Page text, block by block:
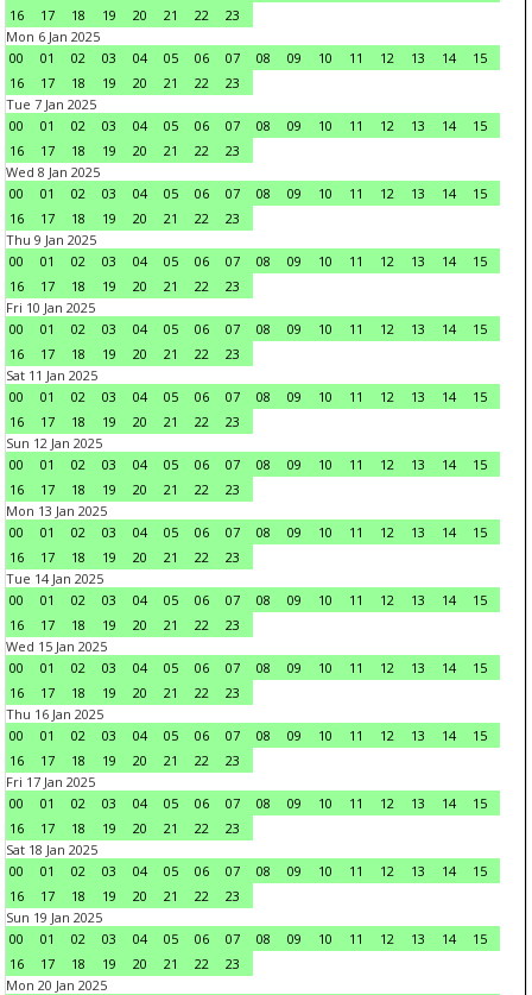
16
17 18 19 20 21 22
23
Mon 6 Jan 2025
00
01 02 03 04 05 06 07 08 09 10 11 12 13 14
15
16
17 18 19 20 21 22
23
Tue 7 Jan 2025
00
01 02 03 04 05 06 07 08 09 10 11 12 13 14
15
16
17 18 19 20 21 22
23
Wed 8 Jan 2025
00
01 02 03 04 05 06 07 08 09 10 11 12 13 14
15
16
17 18 19 20 21 22
23
Thu 9 Jan 2025
00
01 02 03 04 05 06 07 08 09 10 11 12 13 14
15
16
17 18 19 20 21 22
23
Fri 10 Jan 2025
00
01 02 03 04 05 06 07 08 09 10 11 12 13 14
15
16
17 18 19 20 21 22
23
Sat 11 Jan 2025
00
01 02 03 04 05 06 07 08 09 10 11 12 13 14
15
16
17 18 19 20 21 22
23
Sun 12 Jan 2025
00
01 02 03 04 05 06 07 08 09 10 11 12 13 14
15
16
17 18 19 20 21 22
23
Mon 13 Jan 2025
00
01 02 03 04 05 06 07 08 09 10 11 12 13 14
15
16
17 18 19 20 21 22
23
Tue 14 Jan 2025
00
01 02 03 04 05 06 07 08 09 10 11 12 13 14
15
16
17 18 19 20 21 22
23
Wed 15 Jan 2025
00
01 02 03 04 05 06 07 08 09 10 11 12 13 14
15
16
17 18 19 20 21 22
23
Thu 16 Jan 2025
00
01 02 03 04 05 06 07 08 09 10 11 12 13 14
15
16
17 18 19 20 21 22
23
Fri 17 Jan 2025
00
01 02 03 04 05 06 07 08 09 10 11 12 13 14
15
16
17 18 19 20 21 22
23
Sat 18 Jan 2025
00
01 02 03 04 05 06 07 08 09 10 11 12 13 14
15
16
17 18 19 20 21 22
23
Sun 19 Jan 2025
00
01 02 03 04 05 06 07 08 09 10 11 12 13 14
15
16
17 18 19 20 21 22
23
Mon 20 Jan 2025